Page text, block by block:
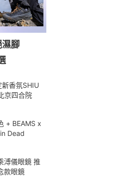
腳
香氛SHIU
京四合院
+ BEAMS x
Dead
溥儀眼鏡 推
款眼鏡